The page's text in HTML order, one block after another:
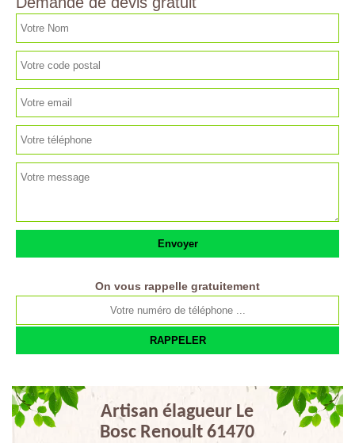
On vous rappelle gratuitement
Artisan élagueur Le
Bosc Renoult 61470